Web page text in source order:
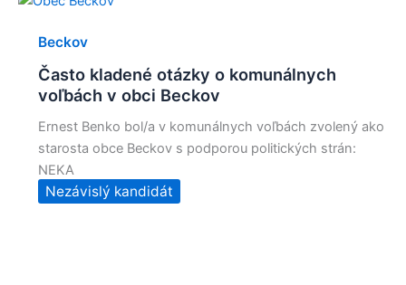
Beckov
Často kladené otázky o komunálnych
voľbách v obci Beckov
Ernest Benko bol/a v komunálnych voľbách zvolený ako
starosta obce Beckov s podporou politických strán:
NEKA
Nezávislý kandidát